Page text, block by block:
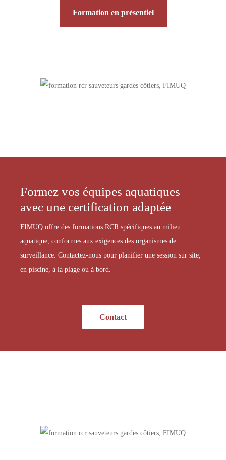
Formation en présentiel
Formez vos équipes aquatiques
avec une certification adaptée
FIMUQ offre des formations RCR spécifiques au milieu
aquatique, conformes aux exigences des organismes de
surveillance. Contactez-nous pour planifier une session sur site,
en piscine, à la plage ou à bord.
Contact